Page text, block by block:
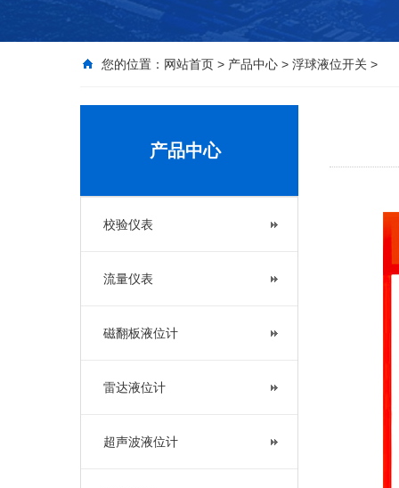
您的位置： 网站首页 > 产品中心 > 浮球液位开关 >
产品中心
校验仪表
流量仪表
磁翻板液位计
雷达液位计
超声波液位计